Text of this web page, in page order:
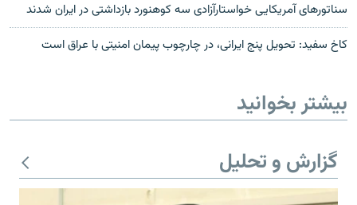
سناتورهای آمريکايی خواستارآزادی سه کوهنورد بازداشتی در ايران شدند
کاخ سفيد: تحويل پنج ايرانی، در چارچوب پيمان امنيتی با عراق است
بیشتر بخوانید
گزارش و تحلیل